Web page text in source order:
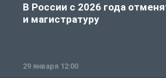
В России с 2026 года
и магистратуру
29 января 12:00